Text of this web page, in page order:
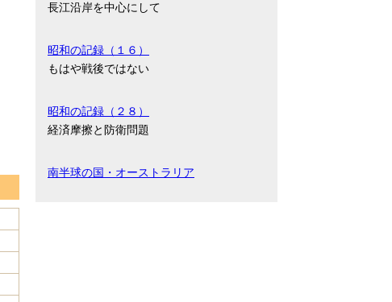
長江沿岸を中心にして
昭和の記録（１６）
もはや戦後ではない
昭和の記録（２８）
経済摩擦と防衛問題
南半球の国・オーストラリア